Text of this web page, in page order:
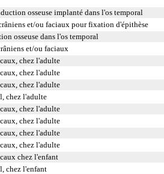
osseuse implanté dans l'os temporal
et/ou faciaux pour fixation d'épithèse
osseuse dans l'os temporal
et/ou faciaux
chez l'adulte
chez l'adulte
chez l'adulte
chez l'adulte
chez l'adulte
chez l'adulte
chez l'adulte
chez l'adulte
chez l'enfant
chez l'enfant